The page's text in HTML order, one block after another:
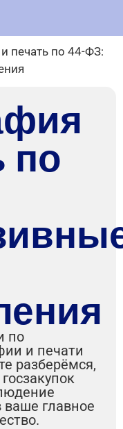
печать по 44-ФЗ:
по
по
и печати
разберёмся,
ваше главное